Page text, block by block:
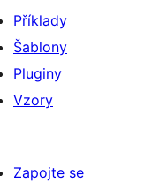
Příklady
Šablony
Pluginy
Vzory
Zapojte se